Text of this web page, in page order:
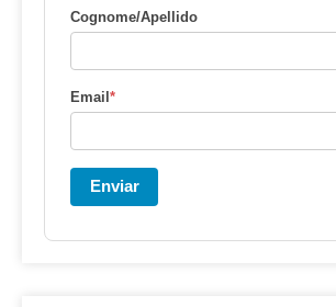
Cognome/Apellido
Email*
Enviar